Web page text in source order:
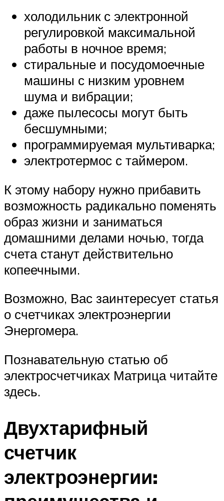
холодильник с электронной
регулировкой максимальной
работы в ночное время;
стиральные и посудомоечные
машины с низким уровнем
шума и вибрации;
даже пылесосы могут быть
бесшумными;
программируемая мультиварка;
электротермос с таймером.
К этому набору нужно прибавить
возможность радикально поменять
образ жизни и заниматься
домашними делами ночью, тогда
счета станут действительно
копеечными.
Возможно, Вас заинтересует статья
о счетчиках электроэнергии
Энергомера.
Познавательную статью об
электросчетчиках Матрица читайте
здесь.
Двухтарифный
счетчик
электроэнергии: